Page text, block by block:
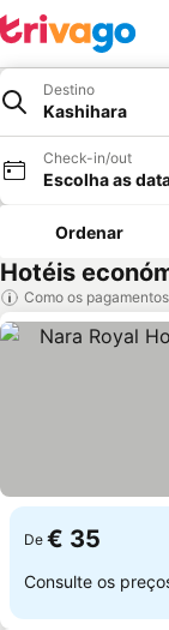
Destino
Kashihara
Check-in/out
Escolha as
Ordenar
Hotéis
Como os
De € 35
Consulte os